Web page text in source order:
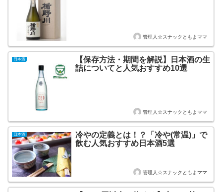
管理人☆スナックともよママ
日本酒
【保存方法・期間を解説】日本酒の生
詰についてと人気おすすめ10選
管理人☆スナックともよママ
日本酒
冷やの定義とは！？「冷や(常温)」で
飲む人気おすすめ日本酒5選
管理人☆スナックともよママ